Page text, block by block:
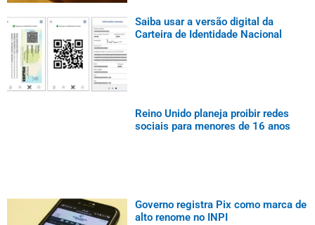
Saiba usar a versão digital da
Carteira de Identidade Nacional
Reino Unido planeja proibir redes
sociais para menores de 16 anos
Governo registra Pix como marca de
alto renome no INPI